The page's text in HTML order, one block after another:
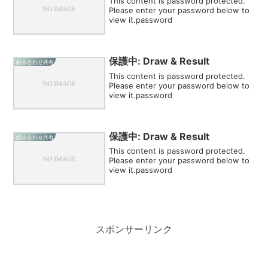
Please enter your password below to
view it.password
組み合わせ共有 保護中: Draw & Result
This content is password protected.
Please enter your password below to
view it.password
組み合わせ共有 保護中: Draw & Result
This content is password protected.
Please enter your password below to
view it.password
スポンサーリンク